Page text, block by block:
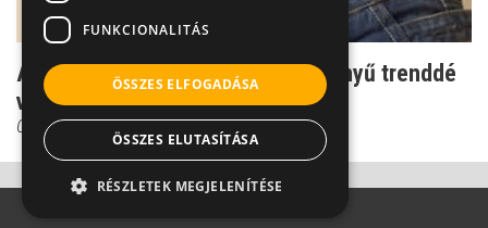
Anorexia - a kóros soványság szörnyű trenddé
vált
Csenki Laura
FUNKCIONALITÁS
ÖSSZES ELFOGADÁSA
ÖSSZES ELUTASÍTÁSA
RÉSZLETEK MEGJELENÍTÉSE